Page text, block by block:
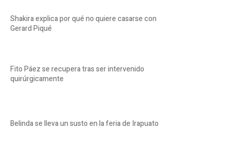
Shakira explica por qué no quiere casarse con
Gerard Piqué
Fito Páez se recupera tras ser intervenido
quirúrgicamente
Belinda se lleva un susto en la feria de Irapuato